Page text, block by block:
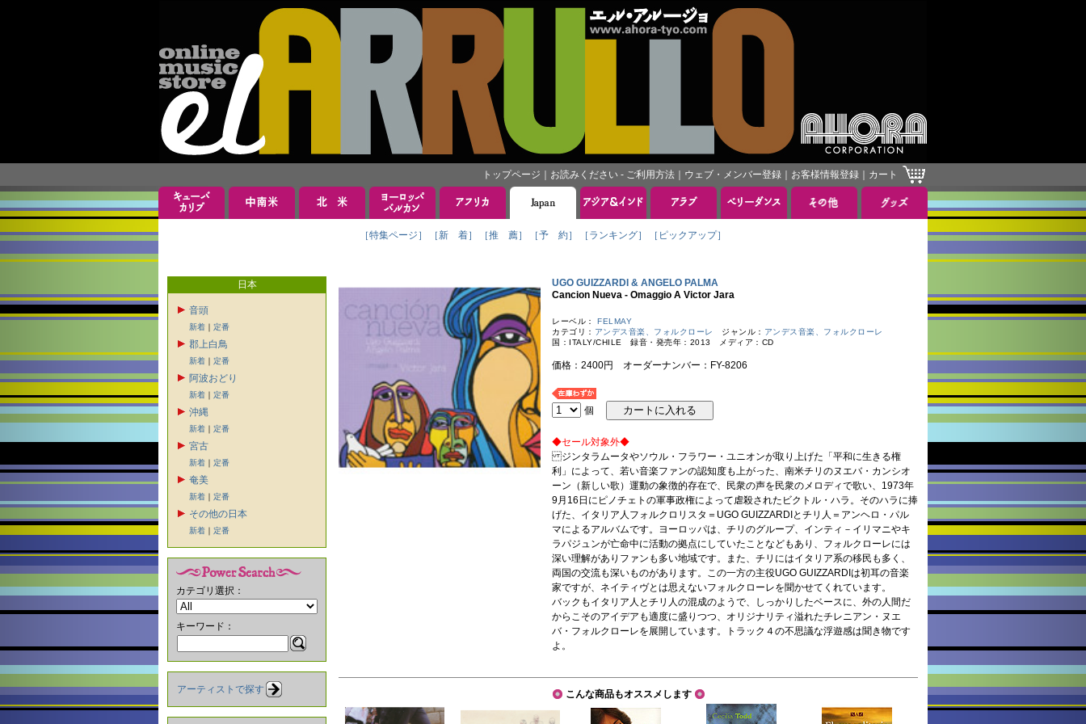
トップページ お読みください - ご利用方法 ウェブ・メンバー登録 お客様情報登録 カート
［特集ページ］ ［新 着］ ［推 薦］ ［予 約］ ［ランキング］ ［ピックアップ］
日本
音頭
新着 ｜ 定番
郡上白鳥
新着 ｜ 定番
阿波おどり
新着 ｜ 定番
沖縄
新着 ｜ 定番
宮古
新着 ｜ 定番
奄美
新着 ｜ 定番
その他の日本
新着 ｜ 定番
カテゴリ選択：
キーワード：
アーティストで探す
UGO GUIZZARDI & ANGELO PALMA
Cancion Nueva - Omaggio A Victor Jara
レーベル： FELMAY
カテゴリ： アンデス音楽、フォルクローレ ジャンル： アンデス音楽、フォルクローレ
国：ITALY/CHILE 録音・発売年：2013 メディア：CD
価格：2400円 オーダーナンバー：FY-8206
個
◆セール対象外◆
ジンタラムータやソウル・フラワー・ユニオンが取り上げた「平和に生きる権
利」によって、若い音楽ファンの認知度も上がった、南米チリのヌエバ・カンシオ
ーン（新しい歌）運動の象徴的存在で、民衆の声を民衆のメロディで歌い、1973年
9月16日にピノチェトの軍事政権によって虐殺されたビクトル・ハラ。そのハラに捧
げた、イタリア人フォルクロリスタ＝UGO GUIZZARDIとチリ人＝アンヘロ・パル
マによるアルバムです。ヨーロッパは、チリのグループ、インティ－イリマニやキ
ラパジュンが亡命中に活動の拠点にしていたことなどもあり、フォルクローレには
深い理解がありファンも多い地域です。また、チリにはイタリア系の移民も多く、
両国の交流も深いものがあります。この一方の主役UGO GUIZZARDIは初耳の音楽
家ですが、ネイティヴとは思えないフォルクローレを聞かせてくれています。
バックもイタリア人とチリ人の混成のようで、しっかりしたベースに、外の人間だ
からこそのアイデアも適度に盛りつつ、オリジナリティ溢れたチレニアン・ヌエ
バ・フォルクローレを展開しています。トラック４の不思議な浮遊感は聞き物です
よ。
こんな商品もオススメします